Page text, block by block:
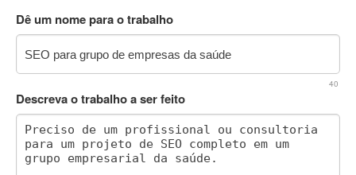
Dê um nome para o trabalho
40
Descreva o trabalho a ser feito